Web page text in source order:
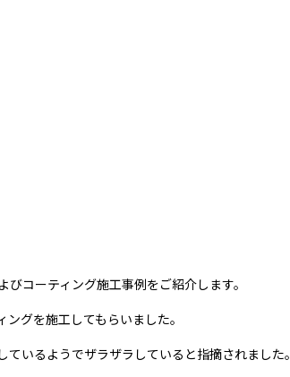
コーティング施工事例をご紹介します。
グを施工してもらいました。
いるようでザラザラしていると指摘されました。